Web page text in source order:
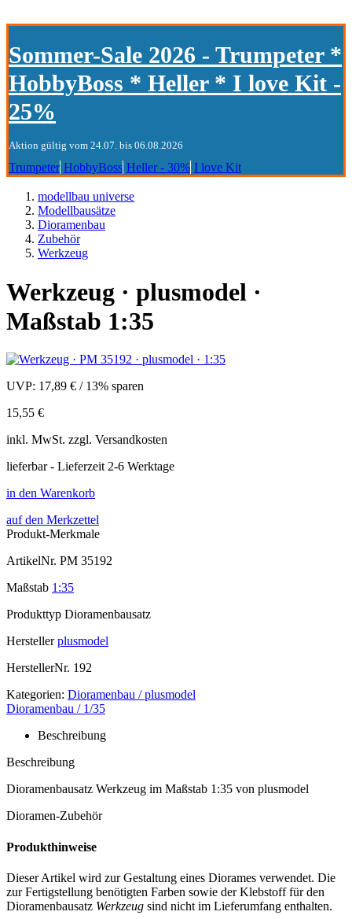
Sommer-Sale 2026 - Trumpeter *
HobbyBoss * Heller * I love Kit -
25%
Aktion gültig vom 24.07. bis 06.08.2026
Trumpeter HobbyBoss Heller - 30% I love Kit
modellbau universe
Modellbausätze
Dioramenbau
Zubehör
Werkzeug
Werkzeug · plusmodel ·
Maßstab 1:35
UVP: 17,89 € / 13% sparen
15,55 €
inkl. MwSt. zzgl. Versandkosten
lieferbar - Lieferzeit 2-6 Werktage
in den Warenkorb
auf den Merkzettel
Produkt-Merkmale
ArtikelNr. PM 35192
Maßstab 1:35
Produkttyp Dioramenbausatz
Hersteller plusmodel
HerstellerNr. 192
Kategorien: Dioramenbau / plusmodel
Dioramenbau / 1/35
Beschreibung
Beschreibung
Dioramenbausatz Werkzeug im Maßstab 1:35 von plusmodel
Dioramen-Zubehör
Produkthinweise
Dieser Artikel wird zur Gestaltung eines Diorames verwendet. Die
zur Fertigstellung benötigten Farben sowie der Klebstoff für den
Dioramenbausatz Werkzeug sind nicht im Lieferumfang enthalten.